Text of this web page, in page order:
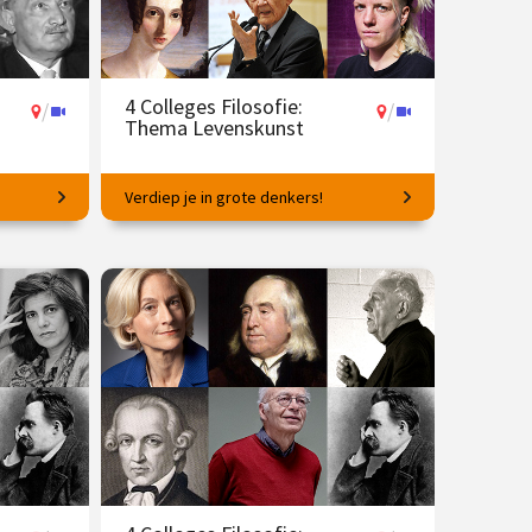
/
dec.
4 Colleges Filosofie:
Thema Levenskunst
/
Wat heeft vriendschap met wijsheid te
maken?
€ 145.00 vanaf 20 apr.
/ Op locatie of online
Verdiep je in grote denkers!